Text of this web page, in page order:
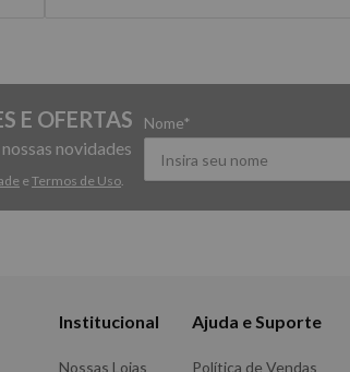
E OFERTAS
novidades
e Termos de Uso.
Nome*
Institucional
Nossas Lojas
Ajuda e Suporte
Política de Vendas